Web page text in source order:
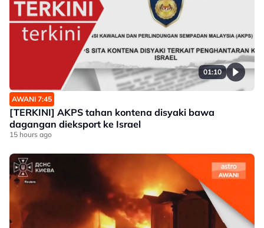
01:10
AWANI 7:45
[TERKINI] AKPS tahan kontena disyaki bawa
dagangan dieksport ke Israel
15 hours ago